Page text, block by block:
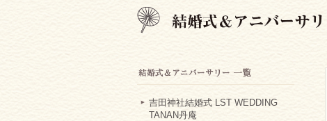
吉田神社結婚式 LST WEDDING
TANAN丹庵